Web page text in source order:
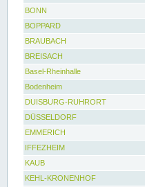
BONN
BOPPARD
BRAUBACH
BREISACH
Basel-Rheinhalle
Bodenheim
DUISBURG-RUHRORT
DÜSSELDORF
EMMERICH
IFFEZHEIM
KAUB
KEHL-KRONENHOF